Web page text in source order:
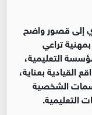
إلى قصور واضح
تراعي
التعليمية،
القيادية بعناية،
الشخصية
التعليمية.